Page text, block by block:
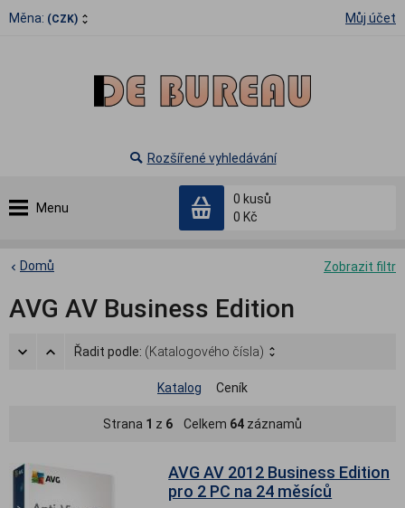
Měna: (CZK) Můj účet
Menu
0 kusů
0 Kč
Rozšířené vyhledávání
Zobrazit filtr
Domů
AVG AV Business Edition
Řadit podle: (Katalogového čísla)
Katalog Ceník
Strana 1 z 6 Celkem 64 záznamů
AVG AV 2012 Business Edition
pro 2 PC na 24 měsíců